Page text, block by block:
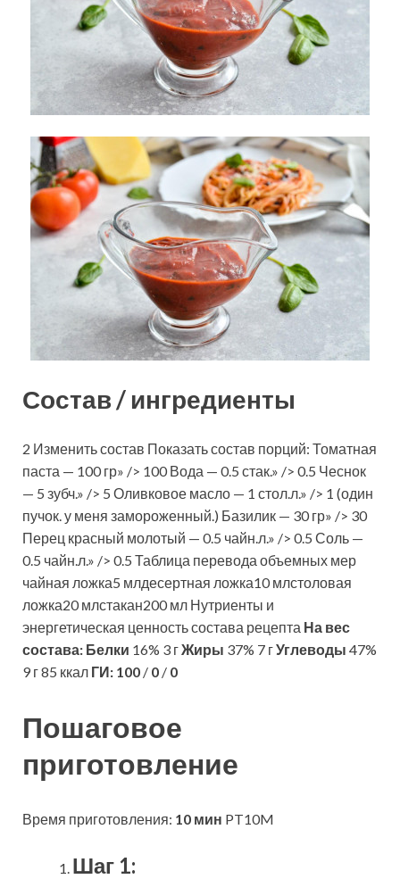
Состав / ингредиенты
2 Изменить состав Показать состав порций: Томатная
паста — 100 гр» /> 100 Вода — 0.5 стак.» /> 0.5 Чеснок
— 5 зубч.» /> 5 Оливковое масло — 1 стол.л.» /> 1 (один
пучок. у меня замороженный.) Базилик — 30 гр» /> 30
Перец красный молотый — 0.5 чайн.л.» /> 0.5 Соль —
0.5 чайн.л.» /> 0.5 Таблица перевода объемных мер
чайная ложка5 млдесертная ложка10 млстоловая
ложка20 млстакан200 мл Нутриенты и
энергетическая ценность состава рецепта На вес
состава: Белки 16% 3 гЖиры 37% 7 гУглеводы 47%
9 г 85 ккал ГИ: 100 / 0 / 0
Пошаговое
приготовление
Время приготовления: 10 мин PT10M
Шаг 1: